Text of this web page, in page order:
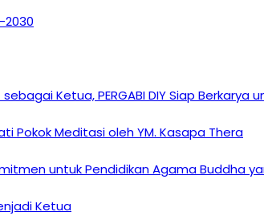
Ketua, PERGABI DIY Siap
Pokok Meditasi oleh YM. Kasapa Thera
untuk Pendidikan Agama Buddha
Ketua